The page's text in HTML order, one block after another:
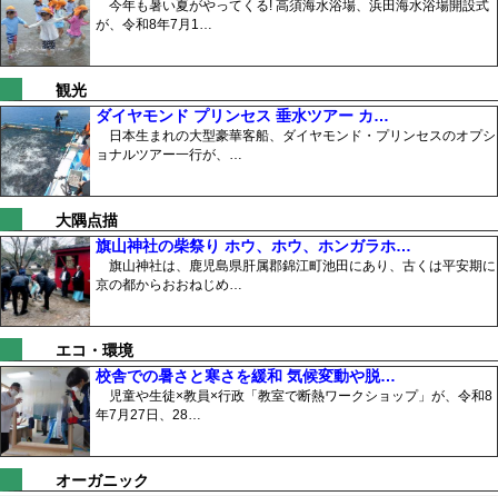
今年も暑い夏がやってくる! 高須海水浴場、浜田海水浴場開設式
が、令和8年7月1…
観光
ダイヤモンド プリンセス 垂水ツアー カ…
日本生まれの大型豪華客船、ダイヤモンド・プリンセスのオプシ
ョナルツアー一行が、…
大隅点描
旗山神社の柴祭り ホウ、ホウ、ホンガラホ…
旗山神社は、鹿児島県肝属郡錦江町池田にあり、古くは平安期に
京の都からおおねじめ…
エコ・環境
校舎での暑さと寒さを緩和 気候変動や脱…
児童や生徒×教員×行政「教室で断熱ワークショップ」が、令和8
年7月27日、28…
オーガニック